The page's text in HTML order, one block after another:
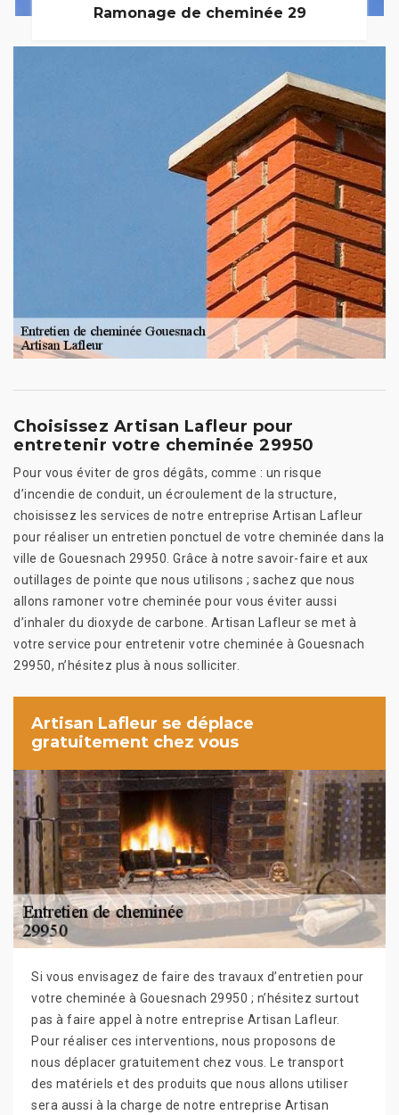
Ramonage de cheminée 29
Choisissez Artisan Lafleur pour
entretenir votre cheminée 29950
Pour vous éviter de gros dégâts, comme : un risque
d’incendie de conduit, un écroulement de la structure,
choisissez les services de notre entreprise Artisan Lafleur
pour réaliser un entretien ponctuel de votre cheminée dans la
ville de Gouesnach 29950. Grâce à notre savoir-faire et aux
outillages de pointe que nous utilisons ; sachez que nous
allons ramoner votre cheminée pour vous éviter aussi
d’inhaler du dioxyde de carbone. Artisan Lafleur se met à
votre service pour entretenir votre cheminée à Gouesnach
29950, n’hésitez plus à nous solliciter.
Artisan Lafleur se déplace
gratuitement chez vous
Si vous envisagez de faire des travaux d’entretien pour
votre cheminée à Gouesnach 29950 ; n’hésitez surtout
pas à faire appel à notre entreprise Artisan Lafleur.
Pour réaliser ces interventions, nous proposons de
nous déplacer gratuitement chez vous. Le transport
des matériels et des produits que nous allons utiliser
sera aussi à la charge de notre entreprise Artisan